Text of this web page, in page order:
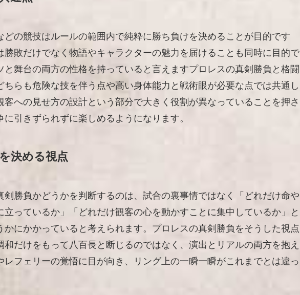
どの競技はルールの範囲内で純粋に勝ち負けを決めることが目的です
勝敗だけでなく物語やキャラクターの魅力を届けることも同時に目的で
と舞台の両方の性格を持っていると言えますプロレスの真剣勝負と格闘
らも危険な技を伴う点や高い身体能力と戦術眼が必要な点では共通し
への見せ方の設計という部分で大きく役割が異なっていることを押さ
引きずられずに楽しめるようになります。
決める視点
剣勝負かどうかを判断するのは、試合の裏事情ではなく「どれだけ命や
立っているか」「どれだけ観客の心を動かすことに集中しているか」と
かにかかっていると考えられます。プロレスの真剣勝負をそうした視点
だけをもって八百長と断じるのではなく、演出とリアルの両方を抱え
レフェリーの覚悟に目が向き、リング上の一瞬一瞬がこれまでとは違っ